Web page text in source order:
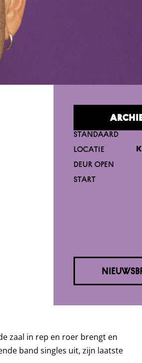
STANDAARD
LOCATIE
DEUR OPEN
START
zaal in rep en roer brengt en
band singles uit, zijn laatste